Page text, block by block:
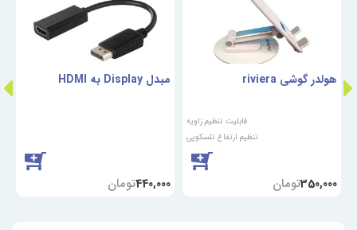
هولدر گوشی riviera
قابلیت تنظیم زاویه
تنظیم ارتفاع تلسکوپی
350,000تومان
مبدل Display به HDMI
440,000تومان